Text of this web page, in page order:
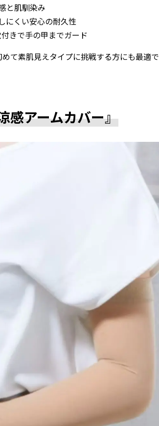
と肌馴染み
にくい安心の耐久性
きで手の甲までガード
て素肌見えタイプに挑戦する方にも最適で
感アームカバー』